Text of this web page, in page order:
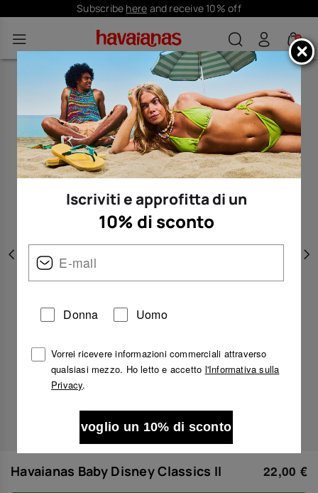
Subscribe here and receive 10% off
0
Precedente
Havaianas Baby Disney Classics II 22,00 €
Iscriviti e approfitta di un
10% di sconto
Donna Uomo
Vorrei ricevere informazioni commerciali attraverso
qualsiasi mezzo. Ho letto e accetto l'Informativa sulla
Privacy.
voglio un 10% di sconto